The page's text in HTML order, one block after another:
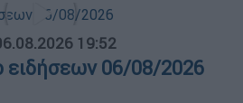
19:52
ειδήσεων 06/08/2026